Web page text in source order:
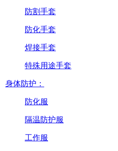
防割手套
防化手套
焊接手套
特殊用途手套
身体防护：
防化服
隔温防护服
工作服